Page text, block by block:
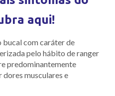
aqui!
bucal com caráter de
pelo hábito de ranger
predominantemente
dores musculares e